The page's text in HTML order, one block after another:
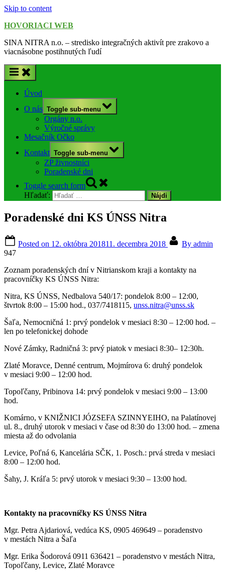
Skip to content
HOVORIACI WEB
SINA NITRA n.o. – stredisko integračných aktivít pre zrakovo a
viacnásobne postihnutých ľudí
Úvod
O nás Toggle sub-menu
Orgány n.o.
Výročné správy
Mesačník Očko
Kontakt Toggle sub-menu
ZP živnostníci
Poradenské dni
Toggle search form
Hľadať:
Poradenské dni KS ÚNSS Nitra
Posted on 12. októbra 201811. decembra 2018 By admin
947
Zoznam poradenských dní v Nitrianskom kraji a kontakty na
pracovníčky KS ÚNSS Nitra:
Nitra, KS ÚNSS, Nedbalova 540/17: pondelok 8:00 – 12:00,
štvrtok 8:00 – 15:00 hod., 037/7418115, unss.nitra@unss.sk
Šaľa, Nemocničná 1: prvý pondelok v mesiaci 8:30 – 12:00 hod. –
len po telefonickej dohode
Nové Zámky, Radničná 3: prvý piatok v mesiaci 8:30– 12:30h.
Zlaté Moravce, Denné centrum, Mojmírova 6: druhý pondelok
v mesiaci 9:00 – 12:00 hod.
Topoľčany, Pribinova 14: prvý pondelok v mesiaci 9:00 – 13:00
hod.
Komárno, v KNIŽNICI JÓZSEFA SZINNYEIHO, na Palatínovej
ul. 8., druhý utorok v mesiaci v čase od 8:30 do 13:00 hod. – zmena
miesta až do odvolania
Levice, Poľná 6, Kancelária SČK, 1. Posch.: prvá streda v mesiaci
8:00 – 12:00 hod.
Šahy, J. Kráľa 5: prvý utorok v mesiaci 9:30 – 13:00 hod.
Kontakty na pracovníčky KS ÚNSS Nitra
Mgr. Petra Ajdariová, vedúca KS, 0905 469649 – poradenstvo
v mestách Nitra a Šaľa
Mgr. Erika Šodorová 0911 636421 – poradenstvo v mestách Nitra,
Topoľčany, Levice, Zlaté Moravce